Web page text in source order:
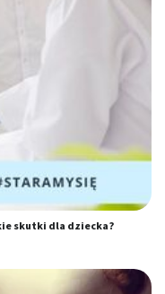
skutki dla dziecka?